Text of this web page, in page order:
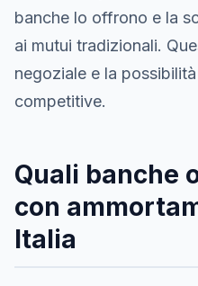
banche lo offrono e la
ai mutui tradizionali.
negoziale e la
competitive.
Quali banche
con
Italia